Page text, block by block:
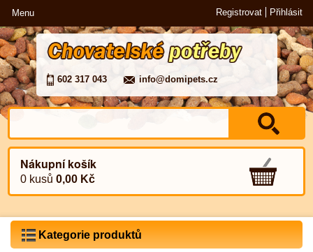
Menu Registrovat Přihlásit
602 317 043 info@domipets.cz
Nákupní košík
0 kusů0,00 Kč
Kategorie produktů